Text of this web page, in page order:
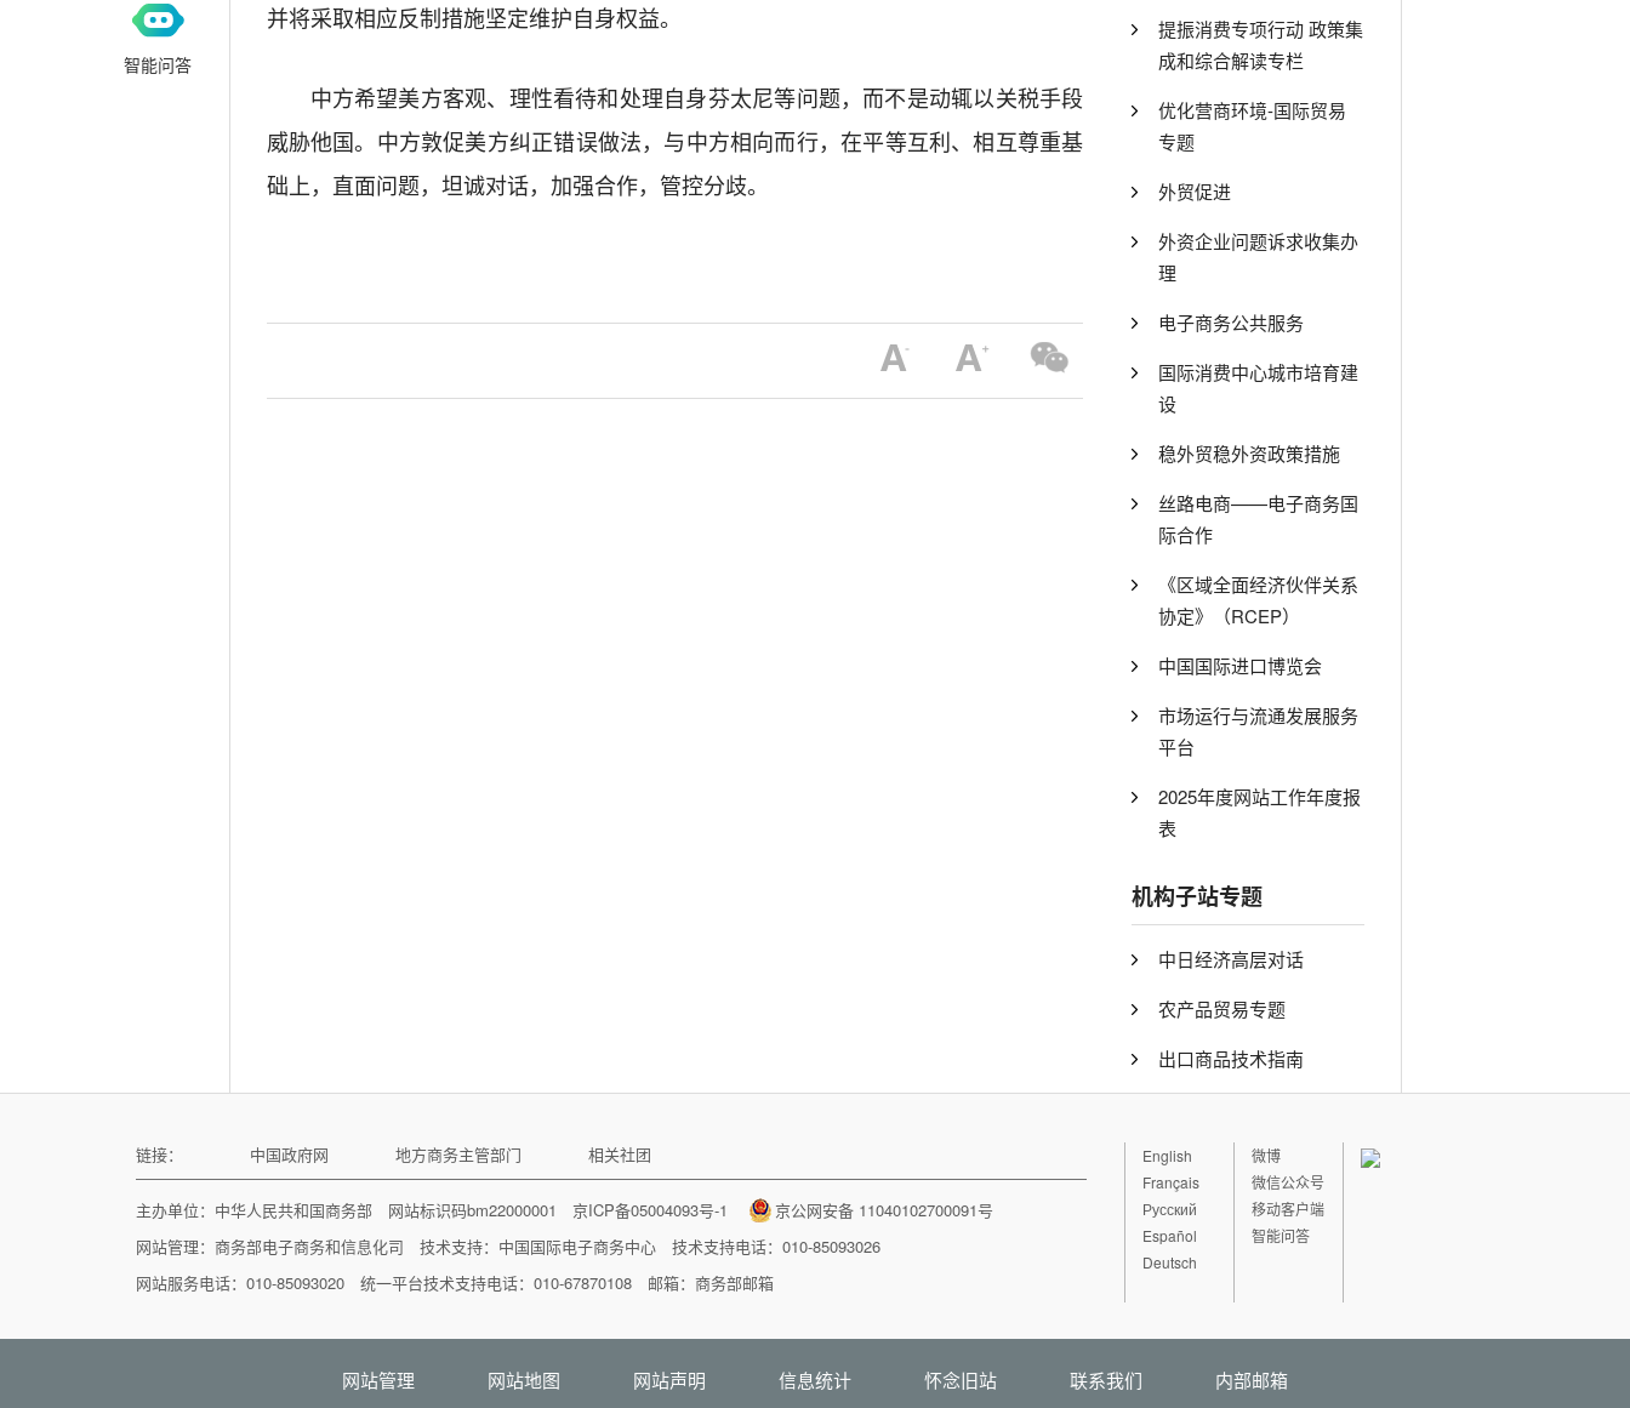
并将采取相应反制措施坚定维护自身权益。
中方希望美方客观、理性看待和处理自身芬太尼等问题，而不是动辄以关税手段
威胁他国。中方敦促美方纠正错误做法，与中方相向而行，在平等互利、相互尊重基
础上，直面问题，坦诚对话，加强合作，管控分歧。
提振消费专项行动 政策集
成和综合解读专栏
优化营商环境-国际贸易
专题
外贸促进
外资企业问题诉求收集办
理
电子商务公共服务
国际消费中心城市培育建
设
稳外贸稳外资政策措施
丝路电商——电子商务国
际合作
《区域全面经济伙伴关系
协定》（RCEP）
中国国际进口博览会
市场运行与流通发展服务
平台
2025年度网站工作年度报
表
机构子站专题
中日经济高层对话
农产品贸易专题
出口商品技术指南
智能问答
链接： 中国政府网 地方商务主管部门 相关社团
主办单位：中华人民共和国商务部 网站标识码bm22000001京ICP备05004093号-1
京公网安备 11040102700091号
网站管理：商务部电子商务和信息化司 技术支持： 中国国际电子商务中心 技术支持电话：010-85093026
网站服务电话：010-85093020 统一平台技术支持电话：010-67870108 邮箱：商务部邮箱
English
Français
Русский
Español
Deutsch
微博
微信公众号
移动客户端
智能问答
网站管理 网站地图 网站声明 信息统计 怀念旧站 联系我们 内部邮箱